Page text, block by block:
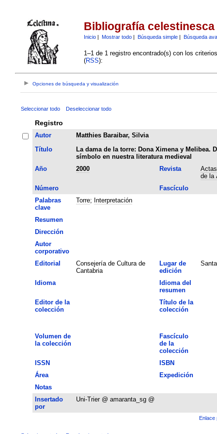
Bibliografía celestinesca
Inicio| Mostrar todo| Búsqueda simple| Búsqueda
1–1 de 1 registro encontrado(s) con los
(RSS):
Opciones de búsqueda y visualización
Seleccionar todo Deseleccionar todo
Registro
Autor
Matthies Baraibar, Silvia
Título
La dama de la torre: Dona Ximena y Melibea.
símbolo en nuestra literatura medieval
Año
2000 Revista
de la
Número
Fascículo
Palabras
clave
Torre; Interpretación
Resumen
Dirección
Autor
corporativo
Editorial
Consejería de Cultura de
Cantabria
Lugar de
edición
Idioma
Idioma del
resumen
Editor de la
colección
Título de la
colección
Volumen de
la colección
Fascículo
de la
colección
ISSN
ISBN
Área
Expedición
Notas
Insertado
por
Uni-Trier @ amaranta_sg @
Enlace